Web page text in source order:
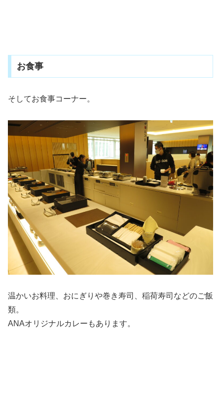
お食事
そしてお食事コーナー。
温かいお料理、おにぎりや巻き寿司、稲荷寿司などのご飯
類。
ANAオリジナルカレーもあります。